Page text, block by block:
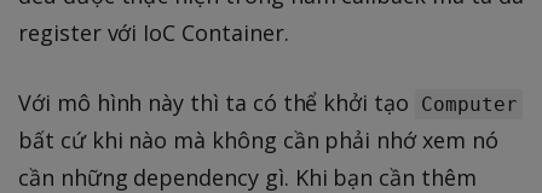
register với IoC Container.
Với mô hình này thì ta có thể khởi tạo Computer
bất cứ khi nào mà không cần phải nhớ xem nó
cần những dependency gì. Khi bạn cần thêm